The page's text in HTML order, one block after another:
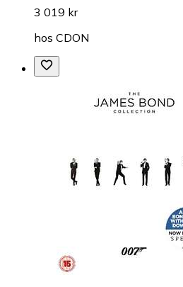
3 019 kr
hos CDON